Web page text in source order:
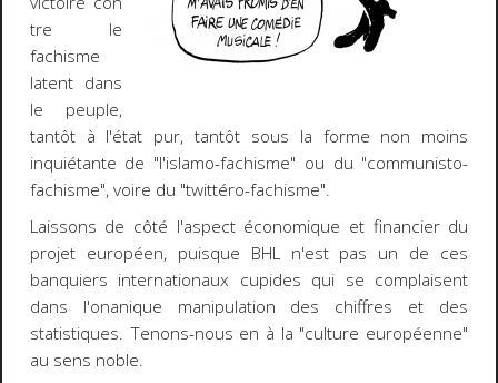
tre le
fachisme
latent dans
le peuple,
tantôt à l'état pur, tantôt sous la forme non moins
inquiétante de "l'islamo-fachisme" ou du "communisto-
fachisme", voire du "twittéro-fachisme".
Laissons de côté l'aspect économique et financier du
projet européen, puisque BHL n'est pas un de ces
banquiers internationaux cupides qui se complaisent
dans l'onanique manipulation des chiffres et des
statistiques. Tenons-nous en à la "culture européenne"
au sens noble.